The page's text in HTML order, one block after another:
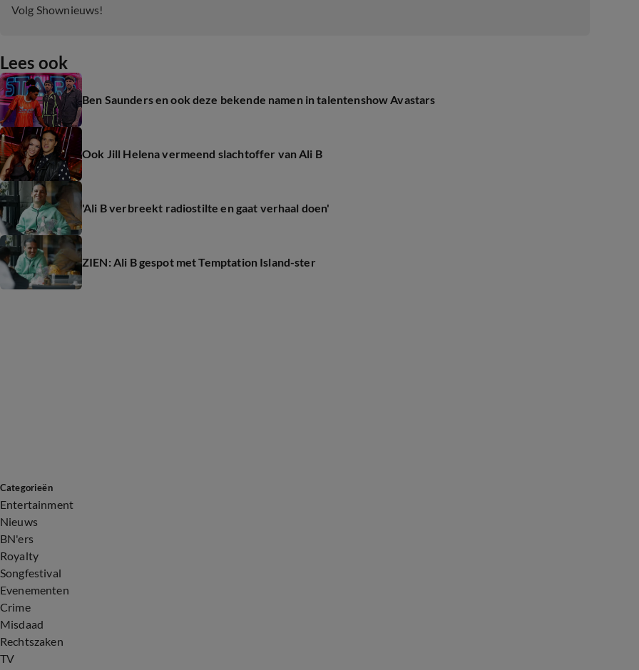
Volg Shownieuws!
Lees ook
Ben Saunders en ook deze bekende namen in talentenshow Avastars
Ook Jill Helena vermeend slachtoffer van Ali B
'Ali B verbreekt radiostilte en gaat verhaal doen'
ZIEN: Ali B gespot met Temptation Island-ster
Categorieën
Entertainment
Nieuws
BN'ers
Royalty
Songfestival
Evenementen
Crime
Misdaad
Rechtszaken
TV